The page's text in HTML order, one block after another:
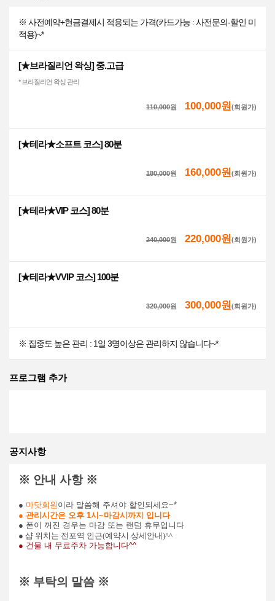
※ 사전예약+현금결제시 적용되는 가격(카드가능 : 사전문의-할인 미
적용)~*
[★브라질리언 왁싱] 중.고급
* 브라질리언 왁싱 관리
110,000원 100,000원 (회원가)
[★테라★소프트 코스] 80분
180,000원 160,000원 (회원가)
[★테라★VIP 코스] 80분
240,000원 220,000원 (회원가)
[★테라★VVIP 코스] 100분
320,000원 300,000원 (회원가)
※ 집중도 높은 관리 : 1일 3명이상은 관리하지 않습니다~*
프로그램 추가
공지사항
※ 안내 사항 ※
● 마닷회원 이라 말씀해 주셔야 할인되세요~*
● 관리시간은 오후 1시~마감시까지 입니다
● 폰이 꺼진 경우는 마감 또는 랜덤 휴무입니다
● 샵 위치는 전포역 인근(예약시 상세안내)^^
● 건물 내 무료주차 가능합니다^^
※ 부탁의 말씀 ※